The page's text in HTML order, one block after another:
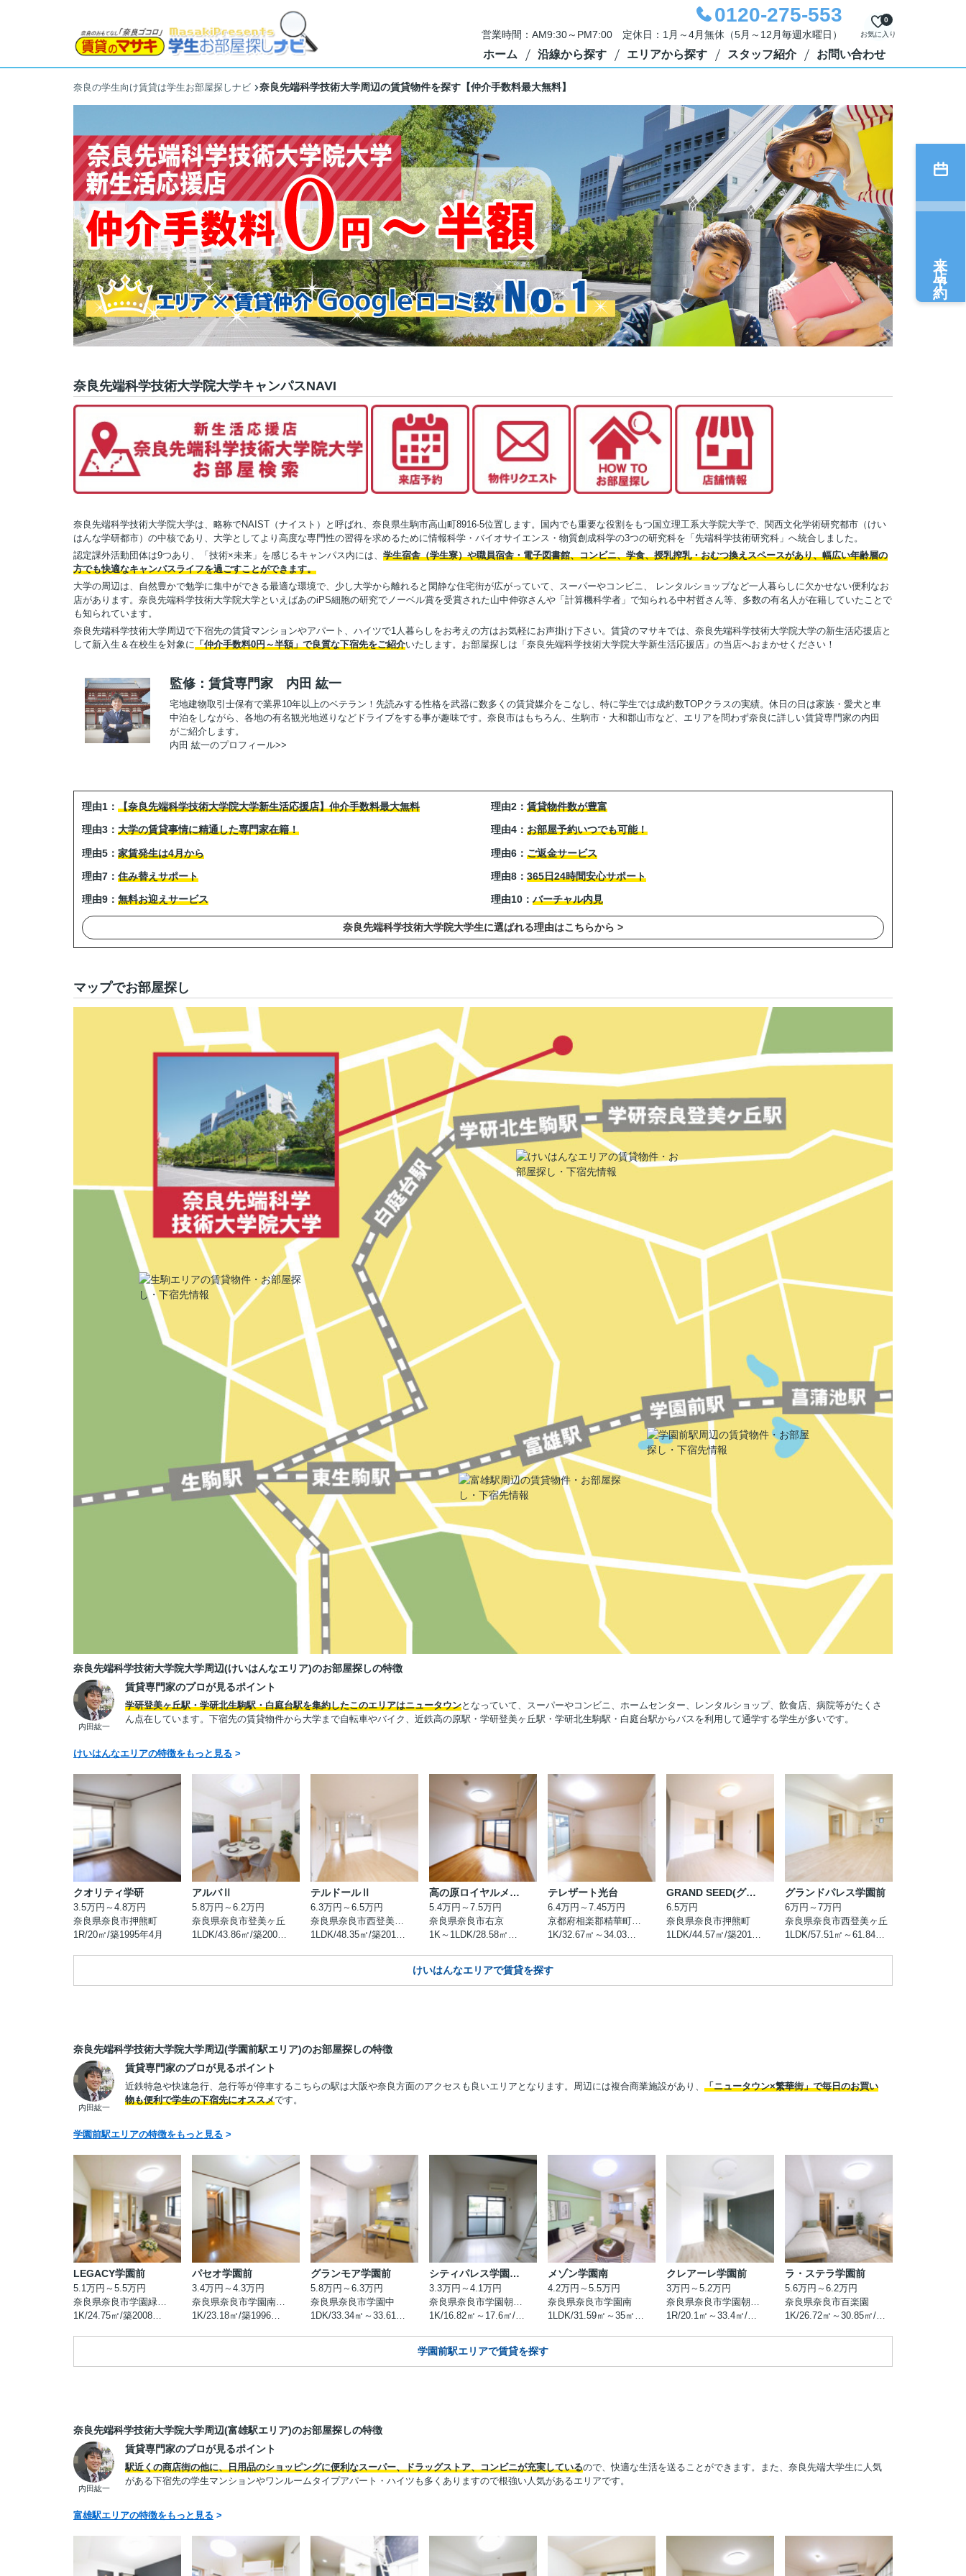
0120-275-553
営業時間：AM9:30～PM7:00 定休日：1月～4月無休（5月～12月毎週水曜日） お気に入り
0
ホーム 沿線から探す エリアから探す スタッフ紹介 お問い合わせ
奈良の学生向け賃貸は学生お部屋探しナビ 奈良先端科学技術大学周辺の賃貸物件を探す【仲介手数料最大無料】
奈良先端科学技術大学院大学キャンパスNAVI
奈良先端科学技術大学院大学は、略称でNAIST（ナイスト）と呼ばれ、奈良県生駒市高山町8916-5位置します。国内でも重要な役割をもつ国立理工系大学院大学で、関西文化学術研究都市（けい
はんな学研都市）の中核であり、大学としてより高度な専門性の習得を求めるために情報科学・バイオサイエンス・物質創成科学の3つの研究科を「先端科学技術研究科」へ統合しました。
認定課外活動団体は9つあり、「技術×未来」を感じるキャンパス内には、 学生宿舎（学生寮）や職員宿舎・電子図書館、コンビニ、学食、授乳搾乳・おむつ換えスペースがあり、幅広い年齢層の
方でも快適なキャンパスライフを過ごすことができます。
大学の周辺は、自然豊かで勉学に集中ができる最適な環境で、少し大学から離れると閑静な住宅街が広がっていて、スーパーやコンビニ、 レンタルショップなど一人暮らしに欠かせない便利なお
店があります。奈良先端科学技術大学院大学といえばあのiPS細胞の研究でノーベル賞を受賞された山中伸弥さんや「計算機科学者」で知られる中村哲さん等、多数の有名人が在籍していたことで
も知られています。
奈良先端科学技術大学周辺で下宿先の賃貸マンションやアパート、ハイツで1人暮らしをお考えの方はお気軽にお声掛け下さい。賃貸のマサキでは、奈良先端科学技術大学院大学の新生活応援店と
して新入生＆在校生を対象に 「仲介手数料0円～半額」で良質な下宿先をご紹介いたします。お部屋探しは「奈良先端科学技術大学院大学新生活応援店」の当店へおまかせください！
監修：賃貸専門家 内田 紘一
宅地建物取引士保有で業界10年以上のベテラン！先読みする性格を武器に数多くの賃貸媒介をこなし、特に学生では成約数TOPクラスの実績。休日の日は家族・愛犬と車
中泊をしながら、各地の有名観光地巡りなどドライブをする事が趣味です。奈良市はもちろん、生駒市・大和郡山市など、エリアを問わず奈良に詳しい賃貸専門家の内田
がご紹介します。
内田 紘一のプロフィール>>
理由1：【奈良先端科学技術大学院大学新生活応援店】仲介手数料最大無料 理由2：賃貸物件数が豊富
理由3：大学の賃貸事情に精通した専門家在籍！ 理由4：お部屋予約いつでも可能！
理由5：家賃発生は4月から 理由6：ご返金サービス
理由7：住み替えサポート 理由8：365日24時間安心サポート
理由9：無料お迎えサービス 理由10：バーチャル内見
奈良先端科学技術大学院大学生に選ばれる理由はこちらから >
マップでお部屋探し
奈良先端科学技術大学院大学周辺(けいはんなエリア)のお部屋探しの特徴
内田紘一
賃貸専門家のプロが見るポイント
学研登美ヶ丘駅・学研北生駒駅・白庭台駅を集約したこのエリアはニュータウンとなっていて、スーパーやコンビニ、ホームセンター、レンタルショップ、飲食店、病院等がたくさ
ん点在しています。下宿先の賃貸物件から大学まで自転車やバイク、近鉄高の原駅・学研登美ヶ丘駅・学研北生駒駅・白庭台駅からバスを利用して通学する学生が多いです。
けいはんなエリアの特徴をもっと見る >
クオリティ学研
3.5万円～4.8万円
奈良県奈良市押熊町
1R/20㎡/築1995年4月
アルバⅡ
5.8万円～6.2万円
奈良県奈良市登美ヶ丘
テルドールⅡ
6.3万円～6.5万円
高の原ロイヤルメゾン
5.4万円～7.5万円
奈良県奈良市右京
テレザート光台
6.4万円～7.45万円
GRAND SEED(グランシード)
6.5万円
奈良県奈良市押熊町
グランドパレス学園前
6万円～7万円
奈良県奈良市西登美ヶ丘
けいはんなエリアで賃貸を探す
奈良先端科学技術大学院大学周辺(学園前駅エリア)のお部屋探しの特徴
内田紘一
賃貸専門家のプロが見るポイント
近鉄特急や快速急行、急行等が停車するこちらの駅は大阪や奈良方面のアクセスも良いエリアとなります。周辺には複合商業施設があり、 「ニュータウン×繁華街」で毎日のお買い
物も便利で学生の下宿先にオススメです。
学園前駅エリアの特徴をもっと見る >
LEGACY学園前
5.1万円～5.5万円
パセオ学園前
3.4万円～4.3万円
グランモア学園前
5.8万円～6.3万円
奈良県奈良市学園中
シティパレス学園前Ｐ７
3.3万円～4.1万円
メゾン学園南
4.2万円～5.5万円
奈良県奈良市学園南
クレアーレ学園前
3万円～5.2万円
ラ・ステラ学園前
5.6万円～6.2万円
奈良県奈良市百楽園
学園前駅エリアで賃貸を探す
奈良先端科学技術大学院大学周辺(富雄駅エリア)のお部屋探しの特徴
内田紘一
賃貸専門家のプロが見るポイント
駅近くの商店街の他に、日用品のショッピングに便利なスーパー、ドラッグストア、コンビニが充実しているので、快適な生活を送ることができます。また、奈良先端大学生に人気
がある下宿先の学生マンションやワンルームタイプアパート・ハイツも多くありますので根強い人気があるエリアです。
富雄駅エリアの特徴をもっと見る >
来店予約